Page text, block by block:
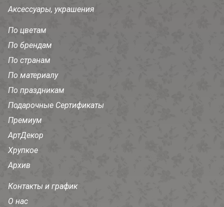
Аксессуары, украшения
По цветам
По брендам
По странам
По материалу
По праздникам
Подарочные Сертификаты
Премиум
АртДекор
Хрупкое
Архив
Контакты и график
О нас